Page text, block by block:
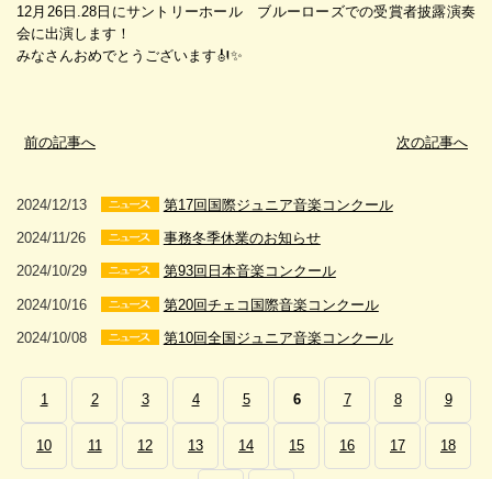
12月26日.28日にサントリーホール ブルーローズでの受賞者披露演奏
会に出演します！
みなさんおめでとうございます🎻✨
前の記事へ 次の記事へ
2024/12/13 第17回国際ジュニア音楽コンクール
2024/11/26 事務冬季休業のお知らせ
2024/10/29 第93回日本音楽コンクール
2024/10/16 第20回チェコ国際音楽コンクール
2024/10/08 第10回全国ジュニア音楽コンクール
1 2 3 4 5 6 7 8 9
10 11 12 13 14 15 16 17 18